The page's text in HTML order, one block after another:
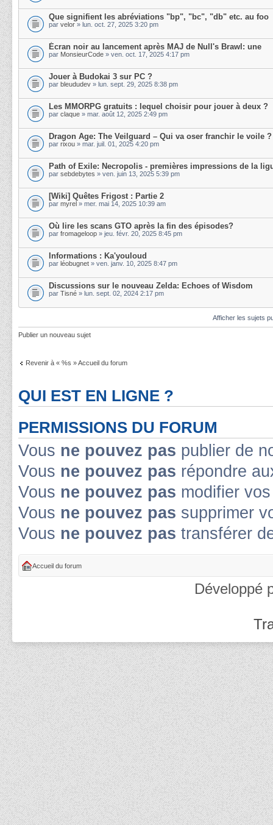
Que signifient les abréviations "bp", "bc", "db" etc. au foo
par velor » lun. oct. 27, 2025 3:20 pm
Écran noir au lancement après MAJ de Null's Brawl: une
par MonsieurCode » ven. oct. 17, 2025 4:17 pm
Jouer à Budokai 3 sur PC ?
par bleududev » lun. sept. 29, 2025 8:38 pm
Les MMORPG gratuits : lequel choisir pour jouer à deux ?
par claque » mar. août 12, 2025 2:49 pm
Dragon Age: The Veilguard – Qui va oser franchir le voile ?
par rixou » mar. juil. 01, 2025 4:20 pm
Path of Exile: Necropolis - premières impressions de la
par sebdebytes » ven. juin 13, 2025 5:39 pm
[Wiki] Quêtes Frigost : Partie 2
par myrel » mer. mai 14, 2025 10:39 am
Où lire les scans GTO après la fin des épisodes?
par fromageloop » jeu. févr. 20, 2025 8:45 pm
Informations : Ka'youloud
par léobugnet » ven. janv. 10, 2025 8:47 pm
Discussions sur le nouveau Zelda: Echoes of Wisdom
par Tisné » lun. sept. 02, 2024 2:17 pm
Afficher les sujets
Publier un nouveau sujet
Revenir à « %s » Accueil du forum
QUI EST EN LIGNE ?
PERMISSIONS DU FORUM
Vous ne pouvez pas publier de
Vous ne pouvez pas répondre
Vous ne pouvez pas modifier
Vous ne pouvez pas supprimer
Vous ne pouvez pas transférer
Accueil du forum
Développé